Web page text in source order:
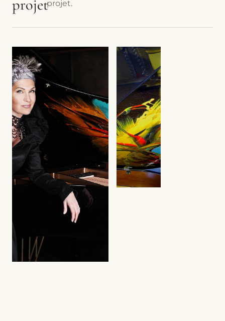
projetprojet.